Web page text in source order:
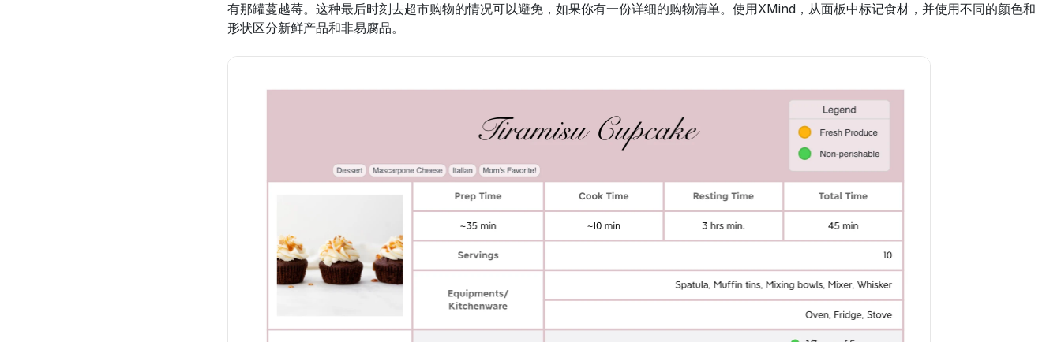
有那罐蔓越莓。这种最后时刻去超市购物的情况可以避免，如果你有一份详细的购物清单。使用XMind，从面板中标记食材，并使用不同的颜色和
形状区分新鲜产品和非易腐品。